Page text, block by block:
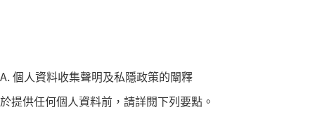
A. 個人資料收集聲明及私隱政策的闡釋
於提供任何個人資料前，請詳閱下列要點。